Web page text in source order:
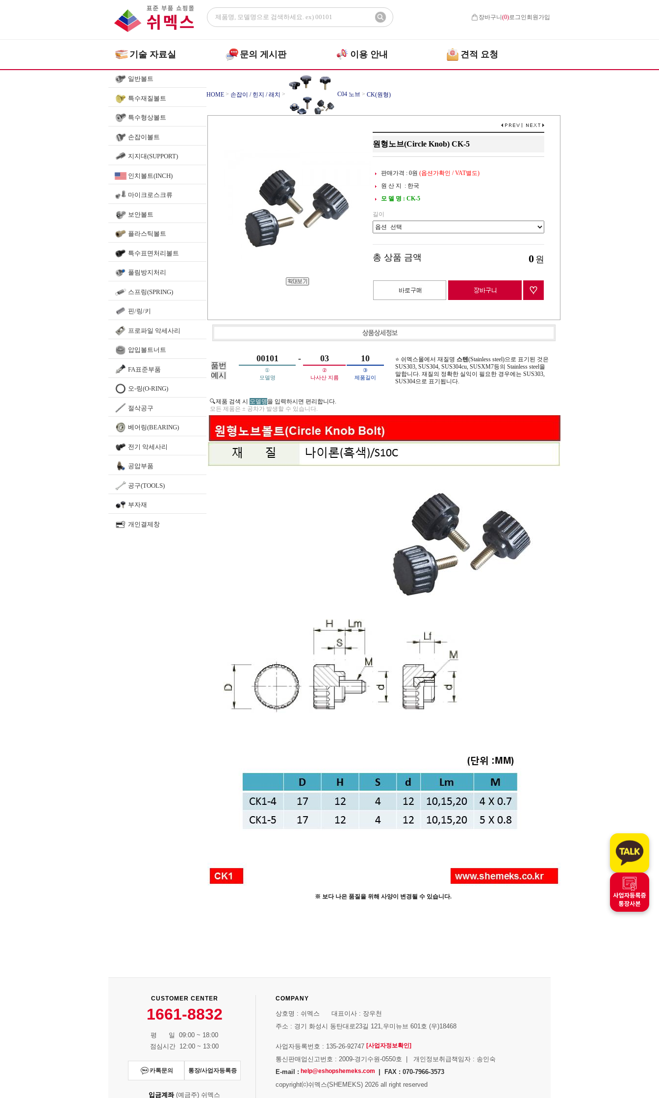
장바구니(0)로그인 회원가입
기술 자료실 문의 게시판 이용 안내 견적 요청
일반볼트
특수재질볼트
특수형상볼트
손잡이볼트
지지대(SUPPORT)
인치볼트(INCH)
마이크로스크류
보안볼트
플라스틱볼트
특수표면처리볼트
풀림방지처리
스프링(SPRING)
핀/링/키
프로파일 악세사리
압입볼트너트
FA표준부품
오-링(O-RING)
절삭공구
베어링(BEARING)
전기 악세사리
공압부품
공구(TOOLS)
부자재
개인결제창
HOME > 손잡이 / 힌지 / 래치 > C04 노브 > CK(원형)
원형노브(Circle Knob) CK-5
판매가격 : 0원 (옵션가확인 / VAT별도)
원 산 지 : 한국
모 델 명 : CK-5
길이
총 상품 금액 0 원
품번
예시
00101 - 03 10
①
모델명
②
나사산 지름
③
제품길이
⭐ 쉬멕스몰에서 재질명 스텐(Stainless steel)으로 표기된 것은
SUS303, SUS304, SUS304cu, SUSXM7등의 Stainless steel을
말합니다. 재질의 정확한 실익이 필요한 경우에는 SUS303,
SUS304으로 표기됩니다.
🔍제품 검색 시 모델명을 입력하시면 편리합니다.
모든 제품은 ± 공차가 발생할 수 있습니다.
※ 보다 나은 품질을 위해 사양이 변경될 수 있습니다.
CUSTOMER CENTER
1661-8832
평 일 09:00 ~ 18:00
점심시간 12:00 ~ 13:00
카톡문의 통장/사업자등록증
입금계좌(예금주) 쉬멕스
COMPANY
상호명 : 쉬멕스 대표이사 : 장우천
주소 : 경기 화성시 동탄대로23길 121,우미뉴브 601호 (우)18468
사업자등록번호 : 135-26-92747 [사업자정보확인]
통신판매업신고번호 : 2009-경기수원-0550호 | 개인정보취급책임자 : 송인숙
E-mail : help@eshopshemeks.com
| FAX : 070-7966-3573
copyright⒞쉬멕스(SHEMEKS) 2026 all right reserved